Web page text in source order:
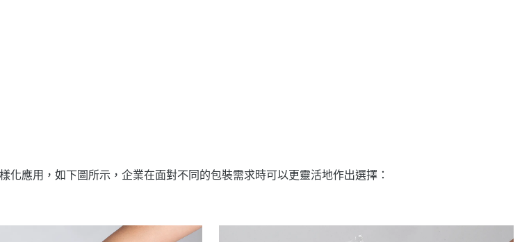
應用，如下圖所示，企業在面對不同的包裝需求時可以更靈活地作出選擇：